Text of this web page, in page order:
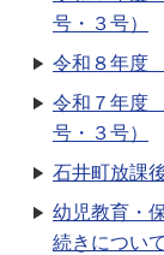
号・３号）
令和８年度
令和７年度
号・３号）
石井町放課
幼児教育・
続きについて